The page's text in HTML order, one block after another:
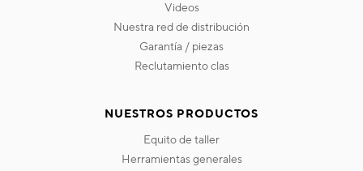
videos
nuestra red de distribución
garantía / piezas
reclutamiento clas
NUESTROS PRODUCTOS
equito de taller
herramientas generales